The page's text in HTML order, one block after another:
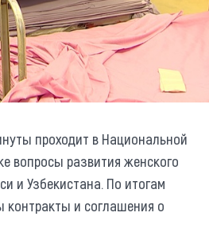
проходит в Национальной
вопросы развития женского
и Узбекистана. По итогам
контракты и соглашения о